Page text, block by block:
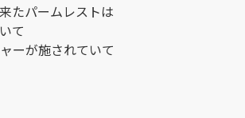
たパームレストは
て
ーが施されていて